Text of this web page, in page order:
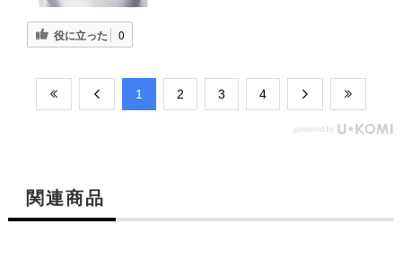
役に立った 0
​1 ​2 ​3 ​4
関連商品